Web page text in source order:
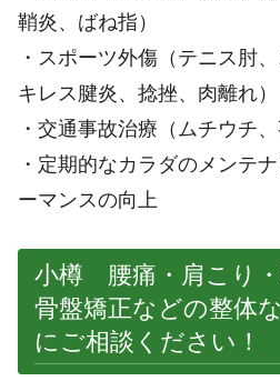
鞘炎、ばね指）
・スポーツ外傷（テニス肘
キレス腱炎、捻挫、肉離れ）
・交通事故治療（ムチウチ、
・定期的なカラダのメンテ
ーマンスの向上
小樽 腰痛・肩こり
骨盤矯正などの整体
にご相談ください！